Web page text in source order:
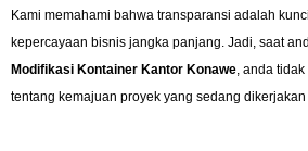
Kami memahami bahwa transparansi adalah
kepercayaan bisnis jangka panjang. Jadi, saat
Modifikasi Kontainer Kantor Konawe, anda
tentang kemajuan proyek yang sedang